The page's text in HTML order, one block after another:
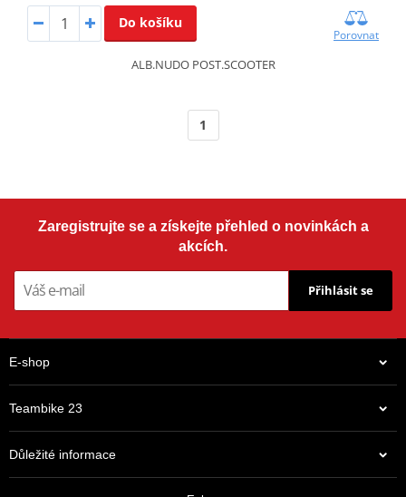
Do košíku
Porovnat
ALB.NUDO POST.SCOOTER
1
Zaregistrujte se a získejte přehled o novinkách a
akcích.
Přihlásit se
E-shop
Teambike 23
Důležité informace